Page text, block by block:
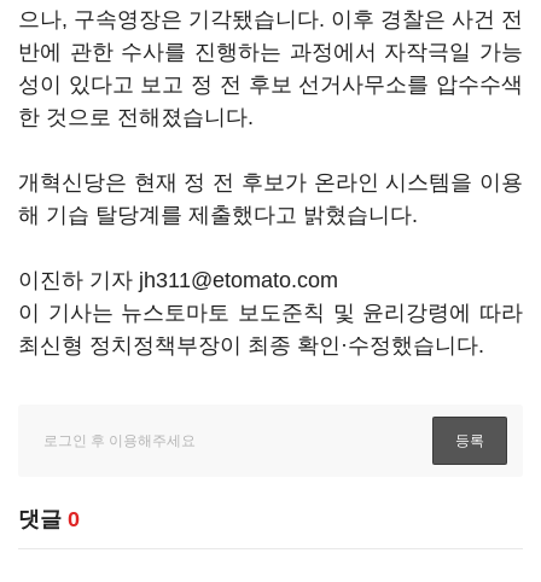
으나, 구속영장은 기각됐습니다. 이후 경찰은 사건 전
반에 관한 수사를 진행하는 과정에서 자작극일 가능
성이 있다고 보고 정 전 후보 선거사무소를 압수수색
한 것으로 전해졌습니다.
개혁신당은 현재 정 전 후보가 온라인 시스템을 이용
해 기습 탈당계를 제출했다고 밝혔습니다.
이진하 기자 jh311@etomato.com
이 기사는 뉴스토마토 보도준칙 및 윤리강령에 따라
최신형 정치정책부장이 최종 확인·수정했습니다.
댓글 0